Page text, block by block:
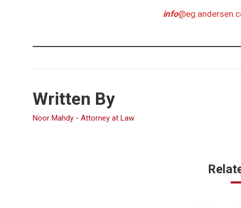
info
Written By
Noor Mahdy - Attorney at Law